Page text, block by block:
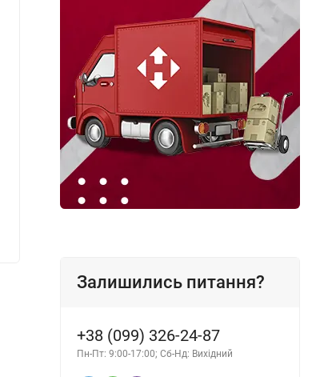
Моторна олива синтетична TOTAL QUARTZ
9000 HKR 5W-30 5 л
Залишились питання?
+38 (099) 326-24-87
Пн-Пт: 9:00-17:00; Сб-Нд: Вихідний